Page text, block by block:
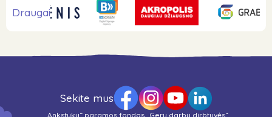
Draugai
Sekite mus
„Ankstukų“ paramos fondas „Gerų darbų dirbtuvės“